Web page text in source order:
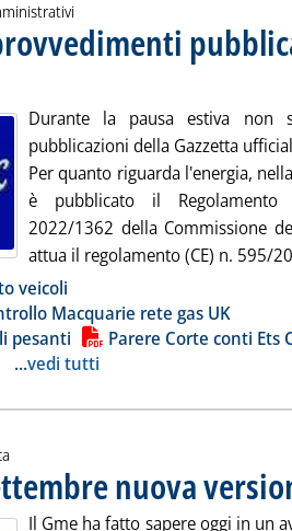
25 agosto 2022 alle 13.16.
Durante la pausa estiva non
pubblicazioni della Gazzetta
Per quanto riguarda l'energia,
è pubblicato il Regolamento
2022/1362 della Commissione
attua il regolamento (CE) n. 595/
notizia
veicoli
Macquarie rete gas UK
pesanti
Parere Corte conti Ets
...vedi tutti
nuova
Il Gme ha fatto sapere oggi in un